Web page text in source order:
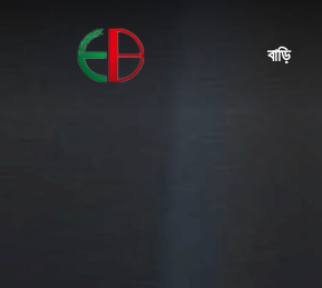
বাড়ি